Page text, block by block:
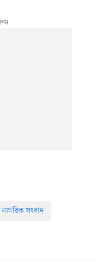
নাগরিক সংবাদ